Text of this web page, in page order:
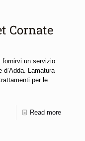
Cornate
fornirvi un servizio
d’Adda. Lamatura
per le
Read more